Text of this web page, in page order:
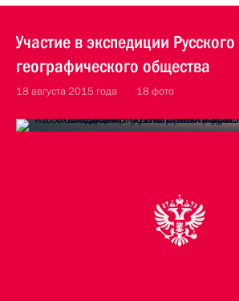
Участие в экспедиции Русского
географического общества
18 августа 2015 года 18 фото